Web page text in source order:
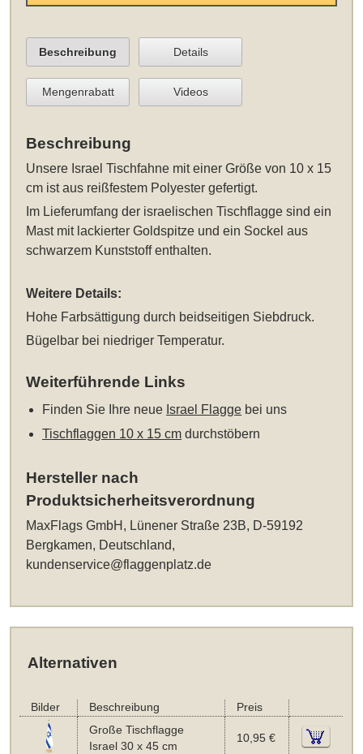
Beschreibung Details
Mengenrabatt Videos
Beschreibung
Unsere Israel Tischfahne mit einer Größe von 10 x 15
cm ist aus reißfestem Polyester gefertigt.
Im Lieferumfang der israelischen Tischflagge sind ein
Mast mit lackierter Goldspitze und ein Sockel aus
schwarzem Kunststoff enthalten.
Weitere Details:
Hohe Farbsättigung durch beidseitigen Siebdruck.
Bügelbar bei niedriger Temperatur.
Weiterführende Links
Finden Sie Ihre neue Israel Flagge bei uns
Tischflaggen 10 x 15 cm durchstöbern
Hersteller nach
Produktsicherheitsverordnung
MaxFlags GmbH, Lünener Straße 23B, D-59192
Bergkamen, Deutschland,
kundenservice@flaggenplatz.de
Alternativen
Bilder Beschreibung
Preis
Große Tischflagge
Israel 30 x 45 cm
10,95 €